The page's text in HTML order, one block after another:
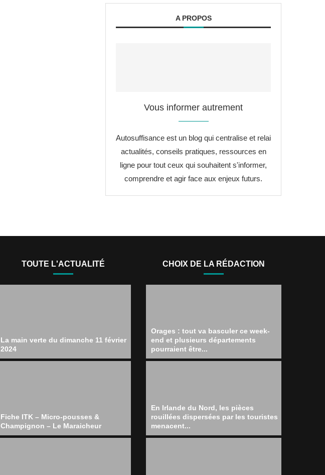
A PROPOS
Vous informer autrement
Autosuffisance est un blog qui centralise et relai
actualités, conseils pratiques, ressources en
ligne pour tout ceux qui souhaitent s'informer,
comprendre et agir face aux enjeux futurs.
TOUTE L'ACTUALITÉ
La main verte du dimanche 11 février
2024
Fiche ITK – Micro-pousses &
Champignon – Le Maraicheur
CHOIX DE LA RÉDACTION
Orages : tout va basculer ce week-
end et plusieurs départements
pourraient être...
En Irlande du Nord, les pièces
rouillées dispersées par les touristes
menacent...